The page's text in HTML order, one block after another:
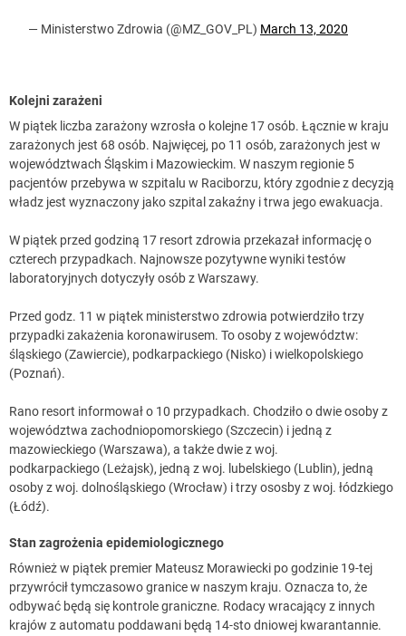
— Ministerstwo Zdrowia (@MZ_GOV_PL) March 13, 2020
Kolejni zarażeni
W piątek liczba zarażony wzrosła o kolejne 17 osób. Łącznie w kraju
zarażonych jest 68 osób. Najwięcej, po 11 osób, zarażonych jest w
województwach Śląskim i Mazowieckim. W naszym regionie 5
pacjentów przebywa w szpitalu w Raciborzu, który zgodnie z decyzją
władz jest wyznaczony jako szpital zakaźny i trwa jego ewakuacja.
W piątek przed godziną 17 resort zdrowia przekazał informację o
czterech przypadkach. Najnowsze pozytywne wyniki testów
laboratoryjnych dotyczyły osób z Warszawy.
Przed godz. 11 w piątek ministerstwo zdrowia potwierdziło trzy
przypadki zakażenia koronawirusem. To osoby z województw:
śląskiego (Zawiercie), podkarpackiego (Nisko) i wielkopolskiego
(Poznań).
Rano resort informował o 10 przypadkach. Chodziło o dwie osoby z
województwa zachodniopomorskiego (Szczecin) i jedną z
mazowieckiego (Warszawa), a także dwie z woj.
podkarpackiego (Leżajsk), jedną z woj. lubelskiego (Lublin), jedną
osoby z woj. dolnośląskiego (Wrocław) i trzy ososby z woj. łódzkiego
(Łódź).
Stan zagrożenia epidemiologicznego
Również w piątek premier Mateusz Morawiecki po godzinie 19-tej
przywrócił tymczasowo granice w naszym kraju. Oznacza to, że
odbywać będą się kontrole graniczne. Rodacy wracający z innych
krajów z automatu poddawani będą 14-sto dniowej kwarantannie.